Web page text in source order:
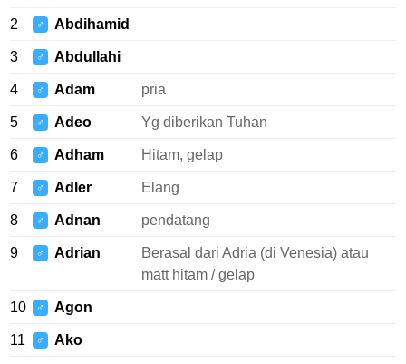
2 ♂ Abdihamid
3 ♂ Abdullahi
4 ♂ Adam pria
5 ♂ Adeo Yg diberikan Tuhan
6 ♂ Adham Hitam, gelap
7 ♂ Adler Elang
8 ♂ Adnan pendatang
9 ♂ Adrian
Berasal dari Adria (di Venesia) atau
matt hitam / gelap
10 ♂ Agon
11 ♂ Ako